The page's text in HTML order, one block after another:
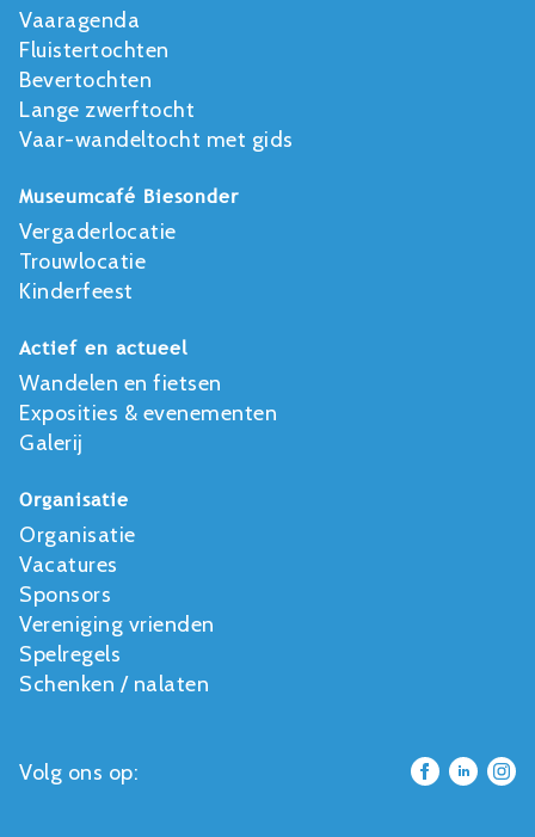
Vaaragenda
Fluistertochten
Bevertochten
Lange zwerftocht
Vaar-wandeltocht met gids
Museumcafé Biesonder
Vergaderlocatie
Trouwlocatie
Kinderfeest
Actief en actueel
Wandelen en fietsen
Exposities & evenementen
Galerij
Organisatie
Organisatie
Vacatures
Sponsors
Vereniging vrienden
Spelregels
Schenken / nalaten
Volg ons op: